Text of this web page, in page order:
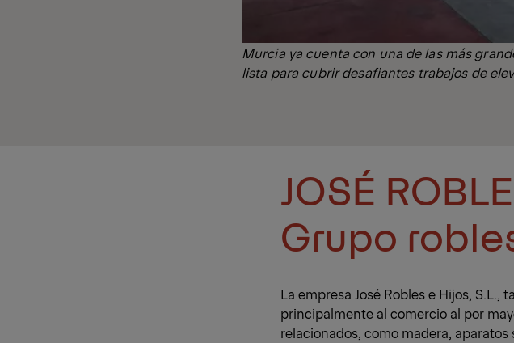
Murcia ya cuenta con una de las más
lista para cubrir desafiantes trabajos de
JOSÉ
Grupo
La empresa José Robles e Hijos,
principalmente al comercio al por
relacionados, como madera,